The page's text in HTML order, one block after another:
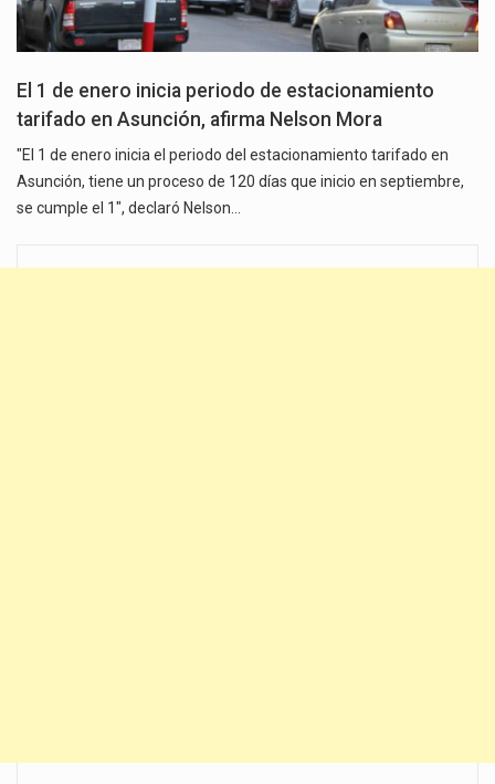
El 1 de enero inicia periodo de estacionamiento
tarifado en Asunción, afirma Nelson Mora
"El 1 de enero inicia el periodo del estacionamiento tarifado en
Asunción, tiene un proceso de 120 días que inicio en septiembre,
se cumple el 1", declaró Nelson…